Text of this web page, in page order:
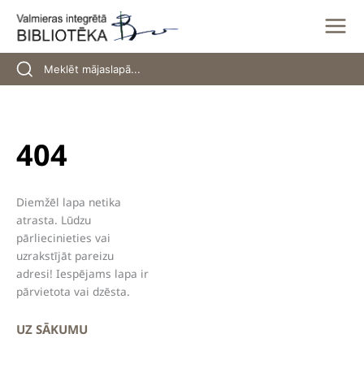
content
404
Diemžēl lapa netika
atrasta. Lūdzu
pārliecinieties vai
uzrakstījāt pareizu
adresi! Iespējams lapa ir
pārvietota vai dzēsta.
UZ SĀKUMU